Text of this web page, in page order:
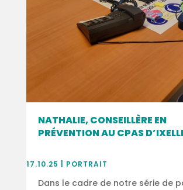
NATHALIE, CONSEILLÈRE EN
PRÉVENTION AU CPAS
17.10.25 PORTRAIT
Dans le cadre de notre série de